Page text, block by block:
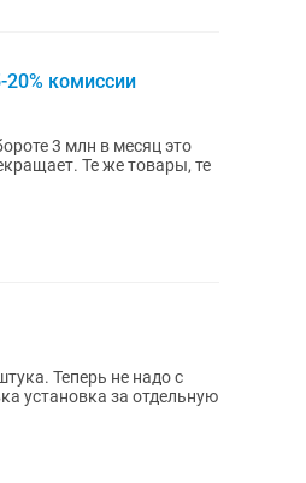
комиссии
3 млн в месяц это